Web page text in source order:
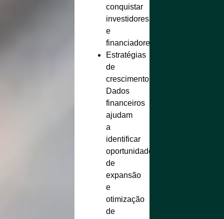
conquistar
investidores
e
financiadores.
Estratégias
de
crescimento:
Dados
financeiros
ajudam
a
identificar
oportunidades
de
expansão
e
otimização
de